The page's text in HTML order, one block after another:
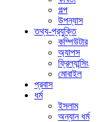
গল্প
উপন্যাস
তথ্য-প্রযুক্তি
কম্পিউটার
অ্যাপস
ফ্রিল্যান্সিং
মোবাইল
প্রবাস
ধর্ম
ইসলাম
অন্যান ধর্ম